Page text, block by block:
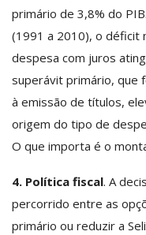
primário de 3,8% do
(1991 a 2010), o déficit
despesa com juros
superávit primário, que
à emissão de títulos,
origem do tipo de
O que importa é o
4. Política fiscal. A
percorrido entre as
primário ou reduzir a